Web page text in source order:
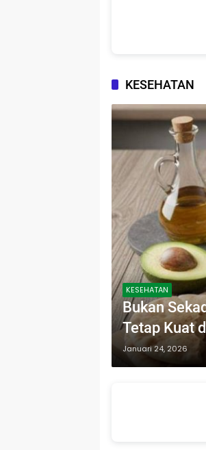
KESEHATAN
KESEHATAN
Bukan
Tetap Kuat
Januari 24, 2026